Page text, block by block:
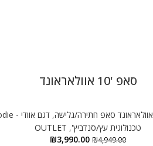
סאפ '10 אוולאראונד
אוולאראונד סאפ חתירה/גלישה, דגם אוודי - Woodie
טכנולוגית עץ/סנדביץ',
OUTLET
₪4,949.00
₪3,990.00